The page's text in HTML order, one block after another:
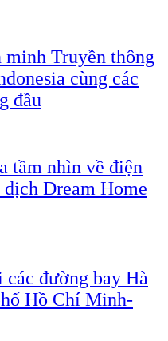
Truyền thông
cùng các
đầu
tầm nhìn về điện
Dream Home
đường bay Hà
Hồ Chí Minh-